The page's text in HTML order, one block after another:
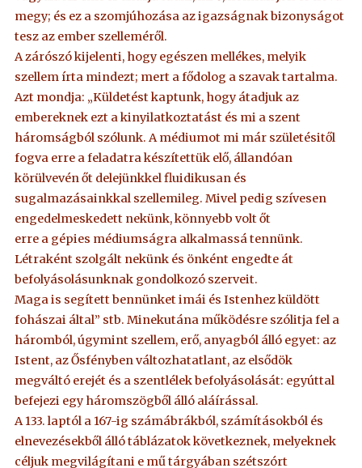
megy; és ez a szomjúhozása az igazságnak bizonyságot
tesz az ember szelleméről.
A zárószó kijelenti, hogy egészen mellékes, melyik
szellem írta mindezt; mert a fődolog a szavak tartalma.
Azt mondja: „Küldetést kaptunk, hogy átadjuk az
embereknek ezt a kinyilatkoztatást és mi a szent
háromságból szólunk. A médiumot mi már születésitől
fogva erre a feladatra készítettük elő, állandóan
körülvevén őt delejünkkel fluidikusan és
sugalmazásainkkal szellemileg. Mivel pedig szívesen
engedelmeskedett nekünk, könnyebb volt őt
erre a gépies médiumságra alkalmassá tennünk.
Létraként szolgált nekünk és önként engedte át
befolyásolásunknak gondolkozó szerveit.
Maga is segített bennünket imái és Istenhez küldött
fohászai által” stb. Minekutána működésre szólitja fel a
háromból, úgymint szellem, erő, anyagból álló egyet: az
Istent, az Ősfényben változhatatlant, az elsődök
megváltó erejét és a szentlélek befolyásolását: egyúttal
befejezi egy háromszögből álló aláírással.
A 133. laptól a 167-ig számábrákból, számításokból és
elnevezésekből álló táblázatok következnek, melyeknek
céljuk megvilágítani e mű tárgyában szétszórt